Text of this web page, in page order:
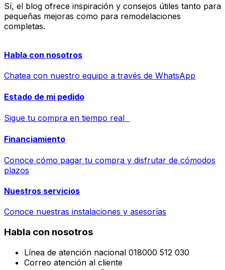
Sí, el blog ofrece inspiración y consejos útiles tanto para
pequeñas mejoras como para remodelaciones
completas.
Habla con nosotros
Chatea con nuestro equipo a través de WhatsApp
Estado de mi pedido
Sigue tu compra en tiempo real
Financiamiento
Conoce cómo pagar tu compra y disfrutar de cómodos
plazos
Nuestros servicios
Conoce nuestras instalaciones y asesorías
Habla con nosotros
Línea de atención nacional 018000 512 030
Correo atención al cliente